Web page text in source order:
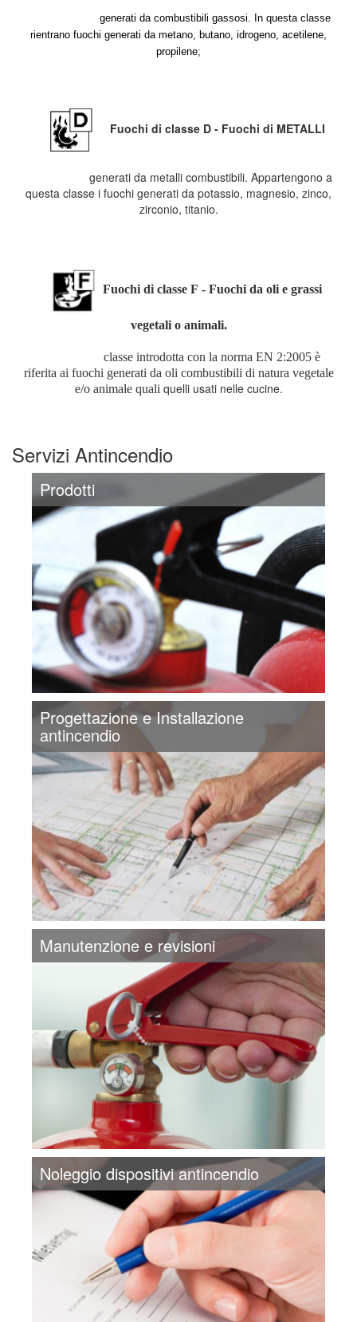
generati da combustibili gassosi. In questa classe
rientrano fuochi generati da metano, butano, idrogeno, acetilene,
propilene;
Fuochi di classe D - Fuochi di METALLI
generati da metalli combustibili. Appartengono a
questa classe i fuochi generati da potassio, magnesio, zinco,
zirconio, titanio.
Fuochi di classe F - Fuochi da oli e grassi
vegetali o animali.
classe introdotta con la norma EN 2:2005 è
riferita ai fuochi generati da oli combustibili di natura vegetale
e/o animale quali quelli usati nelle cucine.
Servizi Antincendio
Prodotti
Progettazione e Installazione
antincendio
Manutenzione e revisioni
Noleggio dispositivi antincendio